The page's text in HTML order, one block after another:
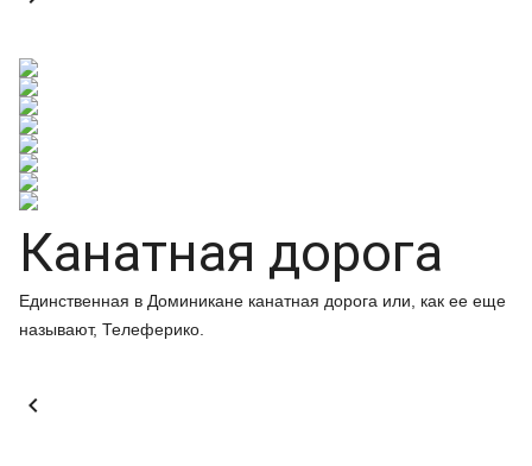
Канатная дорога
Единственная в Доминикане канатная дорога или, как ее еще
называют, Телеферико.
